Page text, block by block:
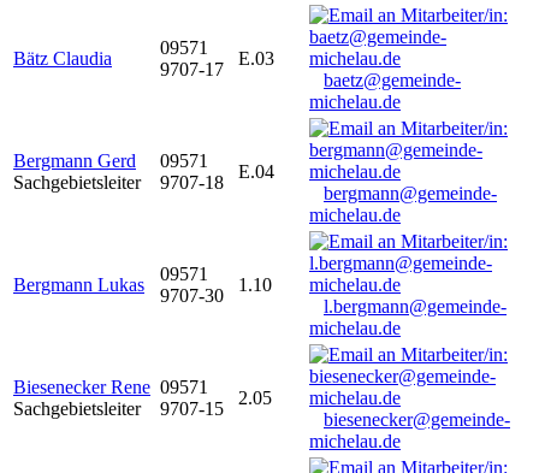
Bätz Claudia
09571
9707-17
E.03
baetz@gemeinde-
michelau.de
Bergmann Gerd
Sachgebietsleiter
09571
9707-18
E.04
bergmann@gemeinde-
michelau.de
Bergmann Lukas
09571
9707-30
1.10
l.bergmann@gemeinde-
michelau.de
Biesenecker Rene
Sachgebietsleiter
09571
9707-15
2.05
biesenecker@gemeinde-
michelau.de